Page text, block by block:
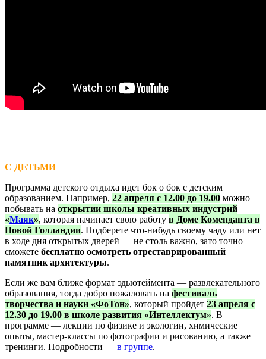
С ДЕТЬМИ
Программа детского отдыха идет бок о бок с детским
образованием. Например, 22 апреля с 12.00 до 19.00 можно
побывать на открытии школы креативных индустрий
«Маяк», которая начинает свою работу в Доме Коменданта в
Новой Голландии. Подберете что-нибудь своему чаду или нет
в ходе дня открытых дверей — не столь важно, зато точно
сможете бесплатно осмотреть отреставрированный
памятник архитектуры.
Если же вам ближе формат эдьютеймента — развлекательного
образования, тогда добро пожаловать на фестиваль
творчества и науки «ФоТон», который пройдет 23 апреля с
12.30 до 19.00 в школе развития «Интеллектум». В
программе — лекции по физике и экологии, химические
опыты, мастер-классы по фотографии и рисованию, а также
тренинги. Подробности — в группе.